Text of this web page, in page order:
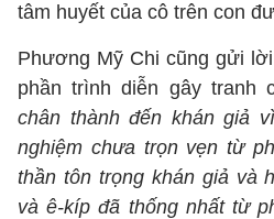
tâm huyết của cô trên con
Phương Mỹ Chi cũng gửi
phần trình diễn gây tranh
chân thành đến khán giả
nghiệm chưa trọn vẹn từ
thần tôn trọng khán giả và
và ê-kíp đã thống nhất từ